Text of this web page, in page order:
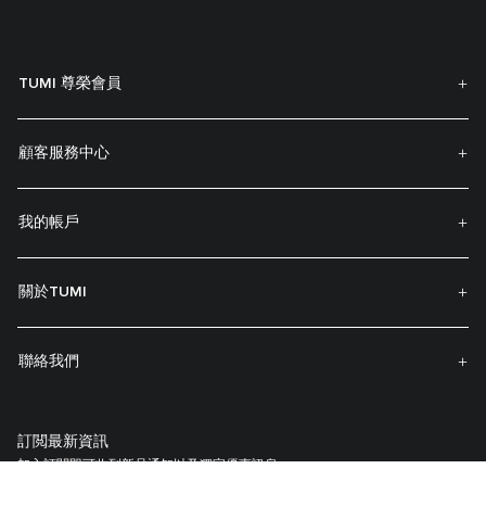
TUMI 尊榮會員
顧客服務中心
我的帳戶
關於TUMI
聯絡我們
訂閲最新資訊
加入訂閱即可收到新品通知以及獨家優惠訊息。